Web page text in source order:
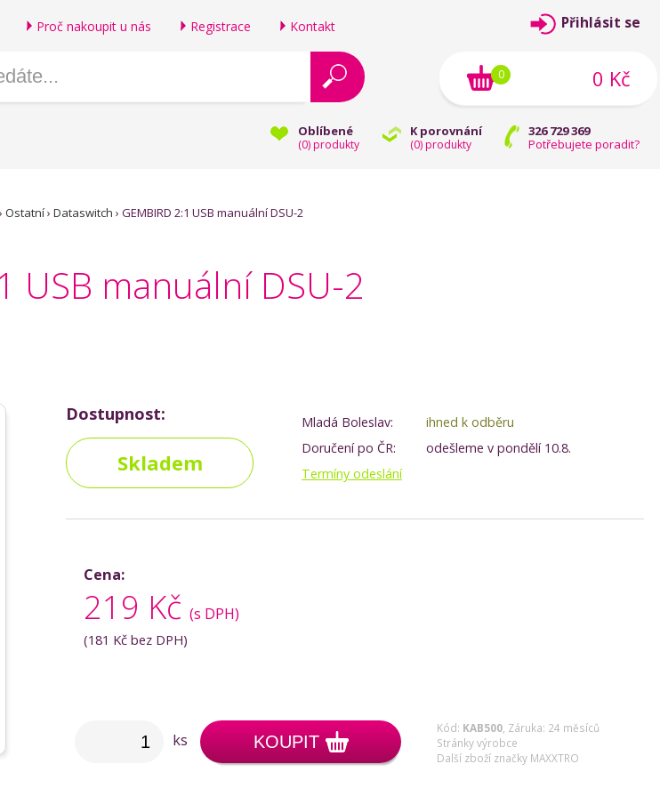
Proč nakoupit u nás Registrace Kontakt
Oblíbené
(0) produkty
K porovnání
(0) produkty
326 729 369
Potřebujete poradit?
Přihlásit se
0 Kč
0
› Ostatní› Dataswitch › GEMBIRD 2:1 USB manuální DSU-2
USB manuální DSU-2
Dostupnost:
Skladem
Mladá Boleslav:
ihned k odběru
Doručení po ČR:
odešleme v pondělí 10.8.
Termíny odeslání
Cena:
219 Kč (s DPH)
(181 Kč bez DPH)
ks KOUPIT
Kód: KAB500 Záruka: 24 měsíců
Stránky výrobce
Další zboží značky MAXXTRO